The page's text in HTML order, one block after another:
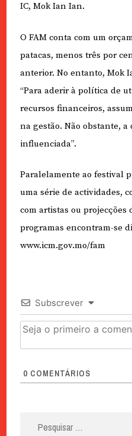
IC, Mok Ian Ian.
O FAM conta com um
patacas, menos três por
anterior. No entanto, Mok
“Para aderir à política de
recursos financeiros,
na gestão. Não obstante, a
influenciada”.
Paralelamente ao festival
uma série de actividades,
com artistas ou projecções
programas encontram-se
www.icm.gov.mo/fam
Subscrever
0 COMENTÁRIOS